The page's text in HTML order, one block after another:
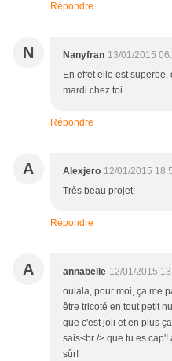
Répondre
N Nanyfran 13/01/2015
En effet elle est
mardi chez toi.
Répondre
A Alexjero 12/01/2015
Très beau projet!
Répondre
A annabelle 12/01/2015
oulala, pour moi, ça me
être tricoté en tout petit
que c'est joli et en plus
sais<br /> que tu es
sûr!